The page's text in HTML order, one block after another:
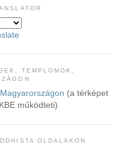
TEMPLOMOK,
(a térképet
működteti)
OLDALAKON